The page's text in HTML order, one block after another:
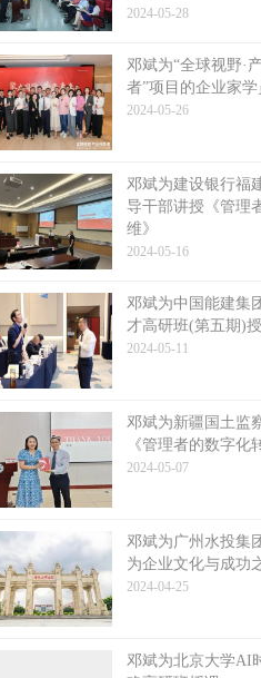
2024-05-28
邓斌为“全球视野·
者”项目的企业家
2024-05-26
邓斌为建设银行福
导干部讲授《管理
维》
2024-05-16
邓斌为中国能建集
才高研班(第五期)
2024-05-11
邓斌为新疆国土监
《管理者的数字化
2024-05-07
邓斌为广州水投集
为企业文化与成功
2024-04-25
邓斌为北京大学AI